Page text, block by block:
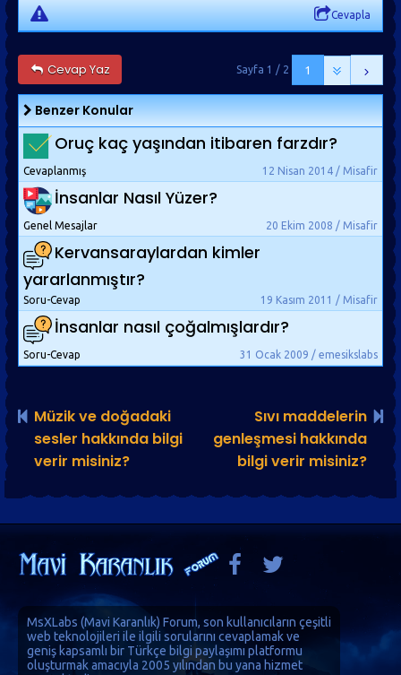
Cevapla
Cevap Yaz 1
Sayfa 1 / 2
Benzer Konular
Oruç kaç yaşından itibaren farzdır?
12 Nisan 2014 / Misafir
Cevaplanmış
İnsanlar Nasıl Yüzer?
20 Ekim 2008 / Misafir
Genel Mesajlar
Kervansaraylardan kimler
yararlanmıştır?
19 Kasım 2011 / Misafir
Soru-Cevap
İnsanlar nasıl çoğalmışlardır?
31 Ocak 2009 / emesikslabs
Soru-Cevap
Müzik ve doğadaki
sesler hakkında bilgi
verir misiniz?
Sıvı maddelerin
genleşmesi hakkında
bilgi verir misiniz?
MsXLabs (Mavi Karanlık) Forum, son kullanıcıların çeşitli
web teknolojileri ile ilgili sorularını cevaplamak ve
geniş kapsamlı bir Türkçe bilgi paylaşımı platformu
oluşturmak amacıyla 2005 yılından bu yana hizmet